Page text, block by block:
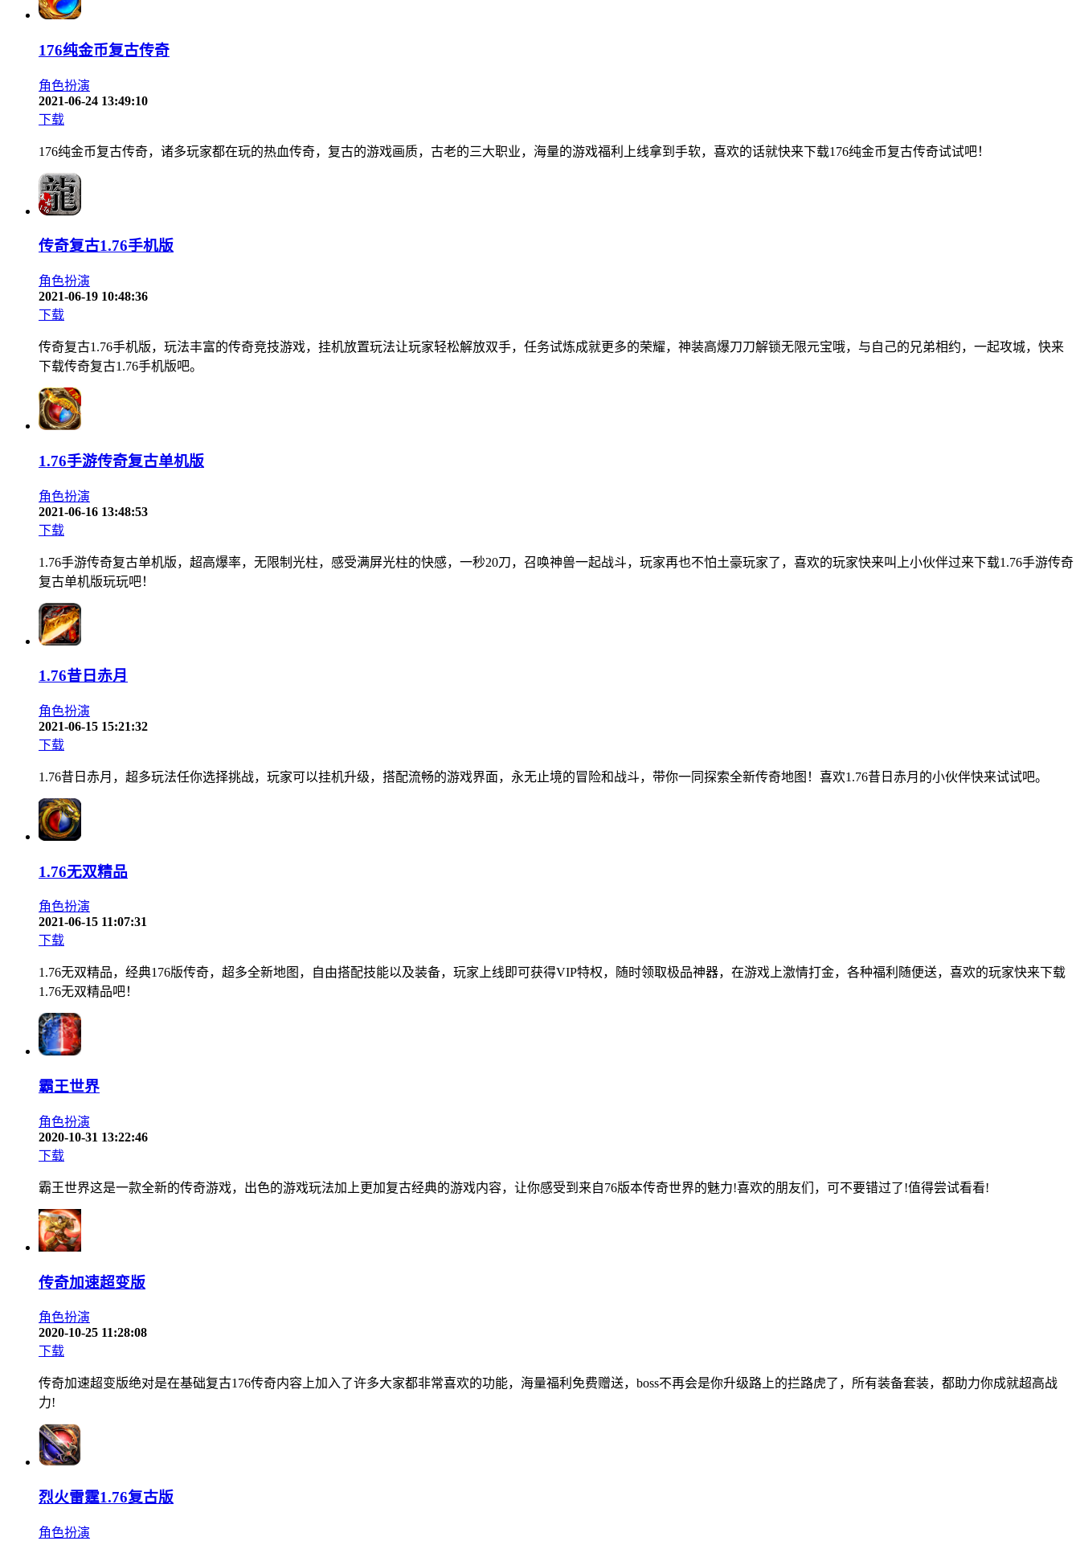
176纯金币复古传奇
角色扮演
2021-06-24 13:49:10
下载
176纯金币复古传奇，诸多玩家都在玩的热血传奇，复古的游戏画质，古老的三大职业，海量的游戏福利上线拿到手软，喜欢的话就快来下载176纯金币复古传奇试试吧！
传奇复古1.76手机版
角色扮演
2021-06-19 10:48:36
下载
传奇复古1.76手机版，玩法丰富的传奇竞技游戏，挂机放置玩法让玩家轻松解放双手，任务试炼成就更多的荣耀，神装高爆刀刀解锁无限元宝哦，与自己的兄弟相约，一起攻城，快来
下载传奇复古1.76手机版吧。
1.76手游传奇复古单机版
角色扮演
2021-06-16 13:48:53
下载
1.76手游传奇复古单机版，超高爆率，无限制光柱，感受满屏光柱的快感，一秒20刀，召唤神兽一起战斗，玩家再也不怕土豪玩家了，喜欢的玩家快来叫上小伙伴过来下载1.76手游传奇
复古单机版玩玩吧！
1.76昔日赤月
角色扮演
2021-06-15 15:21:32
下载
1.76昔日赤月，超多玩法任你选择挑战，玩家可以挂机升级，搭配流畅的游戏界面，永无止境的冒险和战斗，带你一同探索全新传奇地图！喜欢1.76昔日赤月的小伙伴快来试试吧。
1.76无双精品
角色扮演
2021-06-15 11:07:31
下载
1.76无双精品，经典176版传奇，超多全新地图，自由搭配技能以及装备，玩家上线即可获得VIP特权，随时领取极品神器，在游戏上激情打金，各种福利随便送，喜欢的玩家快来下载
1.76无双精品吧！
霸王世界
角色扮演
2020-10-31 13:22:46
下载
霸王世界这是一款全新的传奇游戏，出色的游戏玩法加上更加复古经典的游戏内容，让你感受到来自76版本传奇世界的魅力!喜欢的朋友们，可不要错过了!值得尝试看看!
传奇加速超变版
角色扮演
2020-10-25 11:28:08
下载
传奇加速超变版绝对是在基础复古176传奇内容上加入了许多大家都非常喜欢的功能，海量福利免费赠送，boss不再会是你升级路上的拦路虎了，所有装备套装，都助力你成就超高战
力!
烈火雷霆1.76复古版
角色扮演